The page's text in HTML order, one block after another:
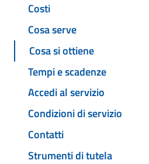
Costi
Cosa serve
Cosa si ottiene
Tempi e scadenze
Accedi al servizio
Condizioni di servizio
Contatti
Strumenti di tutela